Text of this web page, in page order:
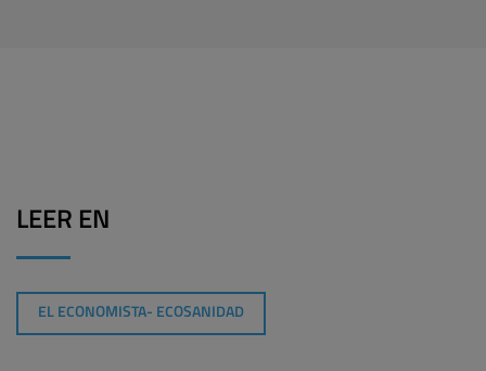
LEER EN
EL ECONOMISTA- ECOSANIDAD